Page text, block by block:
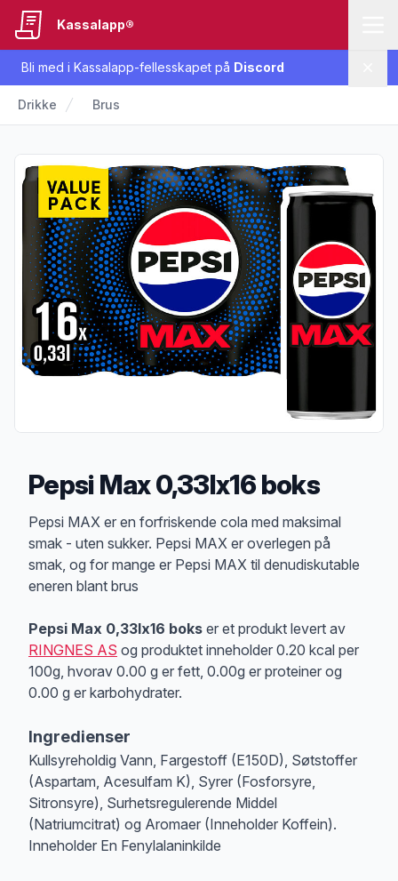
Bli med i Kassalapp-fellesskapet på Discord
Kassalapp®
Drikke Brus
Pepsi Max 0,33lx16 boks
Produktbeskrivelse
Pepsi MAX er en forfriskende cola med maksimal
smak - uten sukker. Pepsi MAX er overlegen på
smak, og for mange er Pepsi MAX til denudiskutable
eneren blant brus
Pepsi Max 0,33lx16 boks er et produkt levert av
RINGNES AS og produktet inneholder 0.20 kcal per
100g, hvorav 0.00 g er fett, 0.00g er proteiner og
0.00 g er karbohydrater.
Ingredienser
Kullsyreholdig Vann, Fargestoff (E150D), Søtstoffer
(Aspartam, Acesulfam K), Syrer (Fosforsyre,
Sitronsyre), Surhetsregulerende Middel
(Natriumcitrat) og Aromaer (Inneholder Koffein).
Inneholder En Fenylalaninkilde